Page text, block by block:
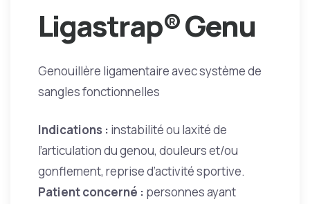
Ligastrap® Genu
Genouillère ligamentaire avec système de
sangles fonctionnelles
Indications : instabilité ou laxité de
l’articulation du genou, douleurs et/ou
gonflement, reprise d’activité sportive.
Patient concerné : personnes ayant